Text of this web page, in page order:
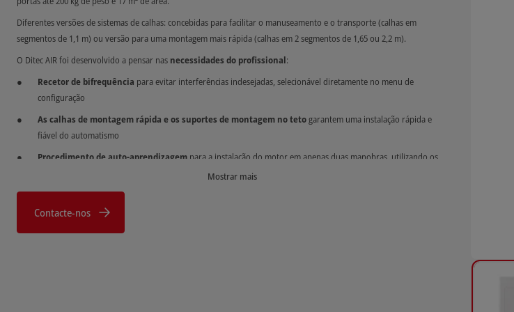
Diferentes versões de sistemas de calhas: concebidas para facilitar o manuseamento e o transporte (calhas em
segmentos de 1,1 m) ou versão para uma montagem mais rápida (calhas em 2 segmentos de 1,65 ou 2,2 m).
O Ditec AIR foi desenvolvido a pensar nas necessidades do profissional:
Recetor de bifrequência para evitar interferências indesejadas, selecionável diretamente no menu de
configuração
As calhas de montagem rápida e os suportes de montagem no tetogarantem uma instalação rápida e
fiável do automatismo
Procedimento de auto-aprendizagem para a instalação do motor em apenas duas manobras, utilizando os
botões de navegação do automatismo, a estação de parede ou a aplicação
A monitorização constante das forças de impacto
Diagnóstico integrado
abertura e fecho, facilitando assim os ajustes de afinação mecânica; medição contínua do nível de eficiência do
Mostrar mais
Contacte-nos